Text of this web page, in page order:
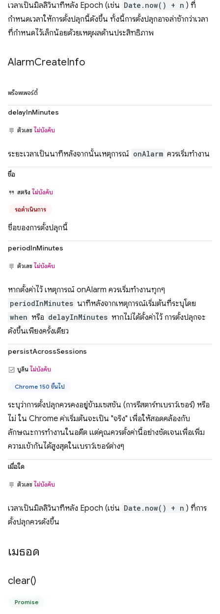
เวลาเป็นมิลลิวินาทีหลัง Epoch (เช่น Date.now() + n ) ที่
กำหนดเวลาให้การตั้งปลุกนี้ดังขึ้น ทั้งนี้การตั้งปลุกอาจล่าช้ากว่าเวลา
ที่กำหนดไว้เล็กน้อยด้วยเหตุผลด้านประสิทธิภาพ
AlarmCreateInfo
พร็อพเพอร์ตี้
delayInMinutes
ตัวเลข ไม่บังคับ
ระยะเวลาเป็นนาทีหลังจากนั้นเหตุการณ์ onAlarm ควรเริ่มทำงาน
ชื่อ
สตริง ไม่บังคับ
รอดำเนินการ
ชื่อของการตั้งปลุกนี้
periodInMinutes
ตัวเลข ไม่บังคับ
หากตั้งค่าไว้ เหตุการณ์ onAlarm ควรเริ่มทำงานทุกๆ
periodInMinutes นาทีหลังจากเหตุการณ์เริ่มต้นที่ระบุโดย
when หรือ delayInMinutes หากไม่ได้ตั้งค่าไว้ การตั้งปลุกจะ
ดังขึ้นเพียงครั้งเดียว
persistAcrossSessions
บูลีน ไม่บังคับ
Chrome 150 ขึ้นไป
ระบุว่าการตั้งปลุกควรคงอยู่ข้ามเซสชัน (การรีสตาร์ทเบราว์เซอร์) หรือ
ไม่ ใน Chrome ค่าเริ่มต้นจะเป็น "จริง" เพื่อให้สอดคล้องกับ
ลักษณะการทำงานในอดีต แต่คุณควรตั้งค่านี้อย่างชัดเจนเพื่อเพิ่ม
ความเข้ากันได้สูงสุดในเบราว์เซอร์ต่างๆ
เมื่อใด
ตัวเลข ไม่บังคับ
เวลาเป็นมิลลิวินาทีหลัง Epoch (เช่น Date.now() + n ) ที่การ
ตั้งปลุกควรดังขึ้น
เมธอด
clear()
Promise